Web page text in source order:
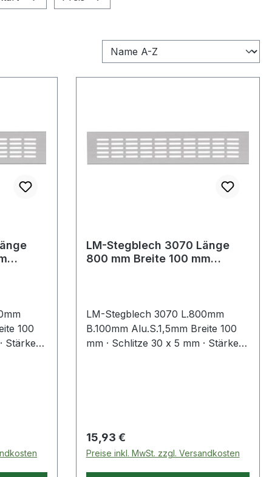
100
Stärke
LM-Stegblech 3070 Länge
800 mm Breite 100 mm
LM-Stegblech 3070 L.800mm
B.100mm Alu.S.1,5mm Breite 100
mm · Schlitze 30 x 5 mm · Stärke
Regulärer Preis:
15,93 €
Preise inkl. MwSt. zzgl. Versandkosten